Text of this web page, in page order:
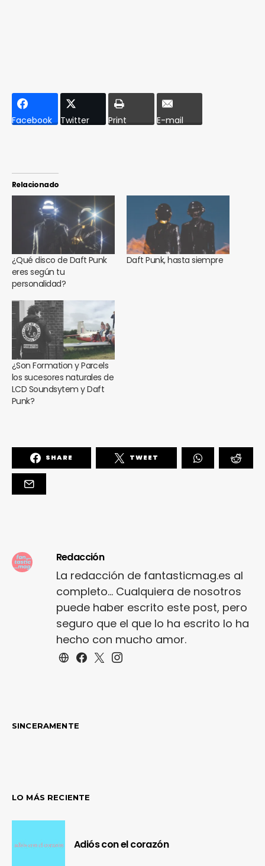
Facebook Twitter Print E-mail
Relacionado
¿Qué disco de Daft Punk
eres según tu
personalidad?
Daft Punk, hasta siempre
¿Son Formation y Parcels
los sucesores naturales de
LCD Soundsytem y Daft
Punk?
SHARE TWEET
Redacción
La redacción de fantasticmag.es al
completo... Cualquiera de nosotros
puede haber escrito este post, pero
seguro que el que lo ha escrito lo ha
hecho con mucho amor.
SINCERAMENTE
LO MÁS RECIENTE
Adiós con el corazón